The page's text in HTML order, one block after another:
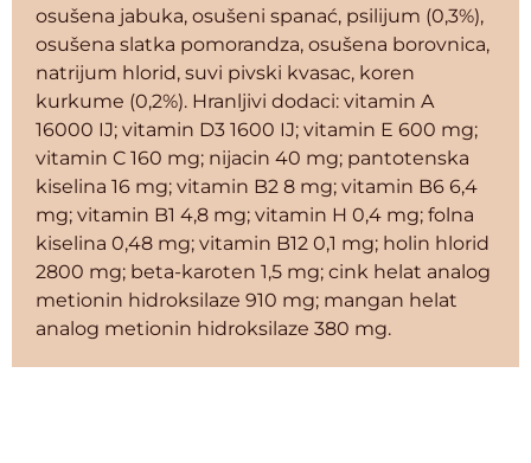
osušena jabuka, osušeni spanać, psilijum (0,3%),
osušena slatka pomorandza, osušena borovnica,
natrijum hlorid, suvi pivski kvasac, koren
kurkume (0,2%). Hranljivi dodaci: vitamin A
16000 IJ; vitamin D3 1600 IJ; vitamin E 600 mg;
vitamin C 160 mg; nijacin 40 mg; pantotenska
kiselina 16 mg; vitamin B2 8 mg; vitamin B6 6,4
mg; vitamin B1 4,8 mg; vitamin H 0,4 mg; folna
kiselina 0,48 mg; vitamin B12 0,1 mg; holin hlorid
2800 mg; beta-karoten 1,5 mg; cink helat analog
metionin hidroksilaze 910 mg; mangan helat
analog metionin hidroksilaze 380 mg.